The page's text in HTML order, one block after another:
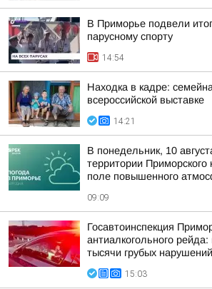
В Приморье подвели
парусному спорту
14:54
Находка в кадре:
всероссийской выставке
14:21
В понедельник, 10
территории Приморского
поле повышенного
09:09
Госавтоинспекция
антиалкогольного
тысячи грубых
15:03